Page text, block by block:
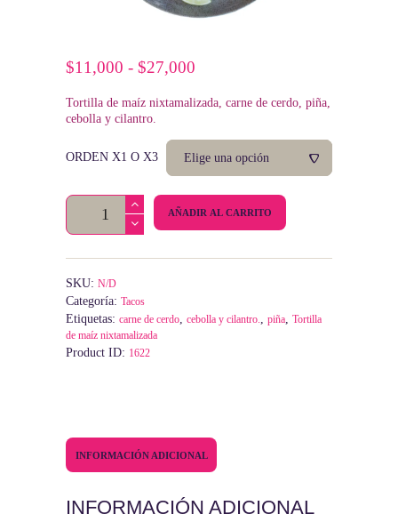
$11,000 - $27,000
precios:
$11,000
hasta
$27,000
Tortilla de maíz nixtamalizada, carne de cerdo, piña,
cebolla y cilantro.
ORDEN X1 O X3
Taco
Pastor
AÑADIR AL CARRITO
SKU: N/D
Categoría: Tacos
Etiquetas: carne de cerdo, cebolla y cilantro., piña, Tortilla
de maíz nixtamalizada
Product ID: 1622
INFORMACIÓN ADICIONAL
INFORMACIÓN ADICIONAL